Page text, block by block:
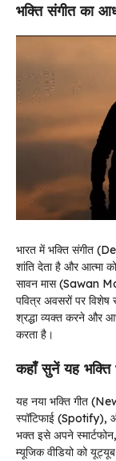
भक्ति संगीत का
भारत में भक्ति संगीत
शांति देता है और आत्मा
सावन मास (Sawan
पवित्र अवसरों पर
श्रद्धा व्यक्त करने और
करता है।
कहाँ सुनें यह
यह नया भक्ति गीत
स्पॉटिफाई (Spotify),
भक्त इसे अपने
म्यूजिक वीडियो को